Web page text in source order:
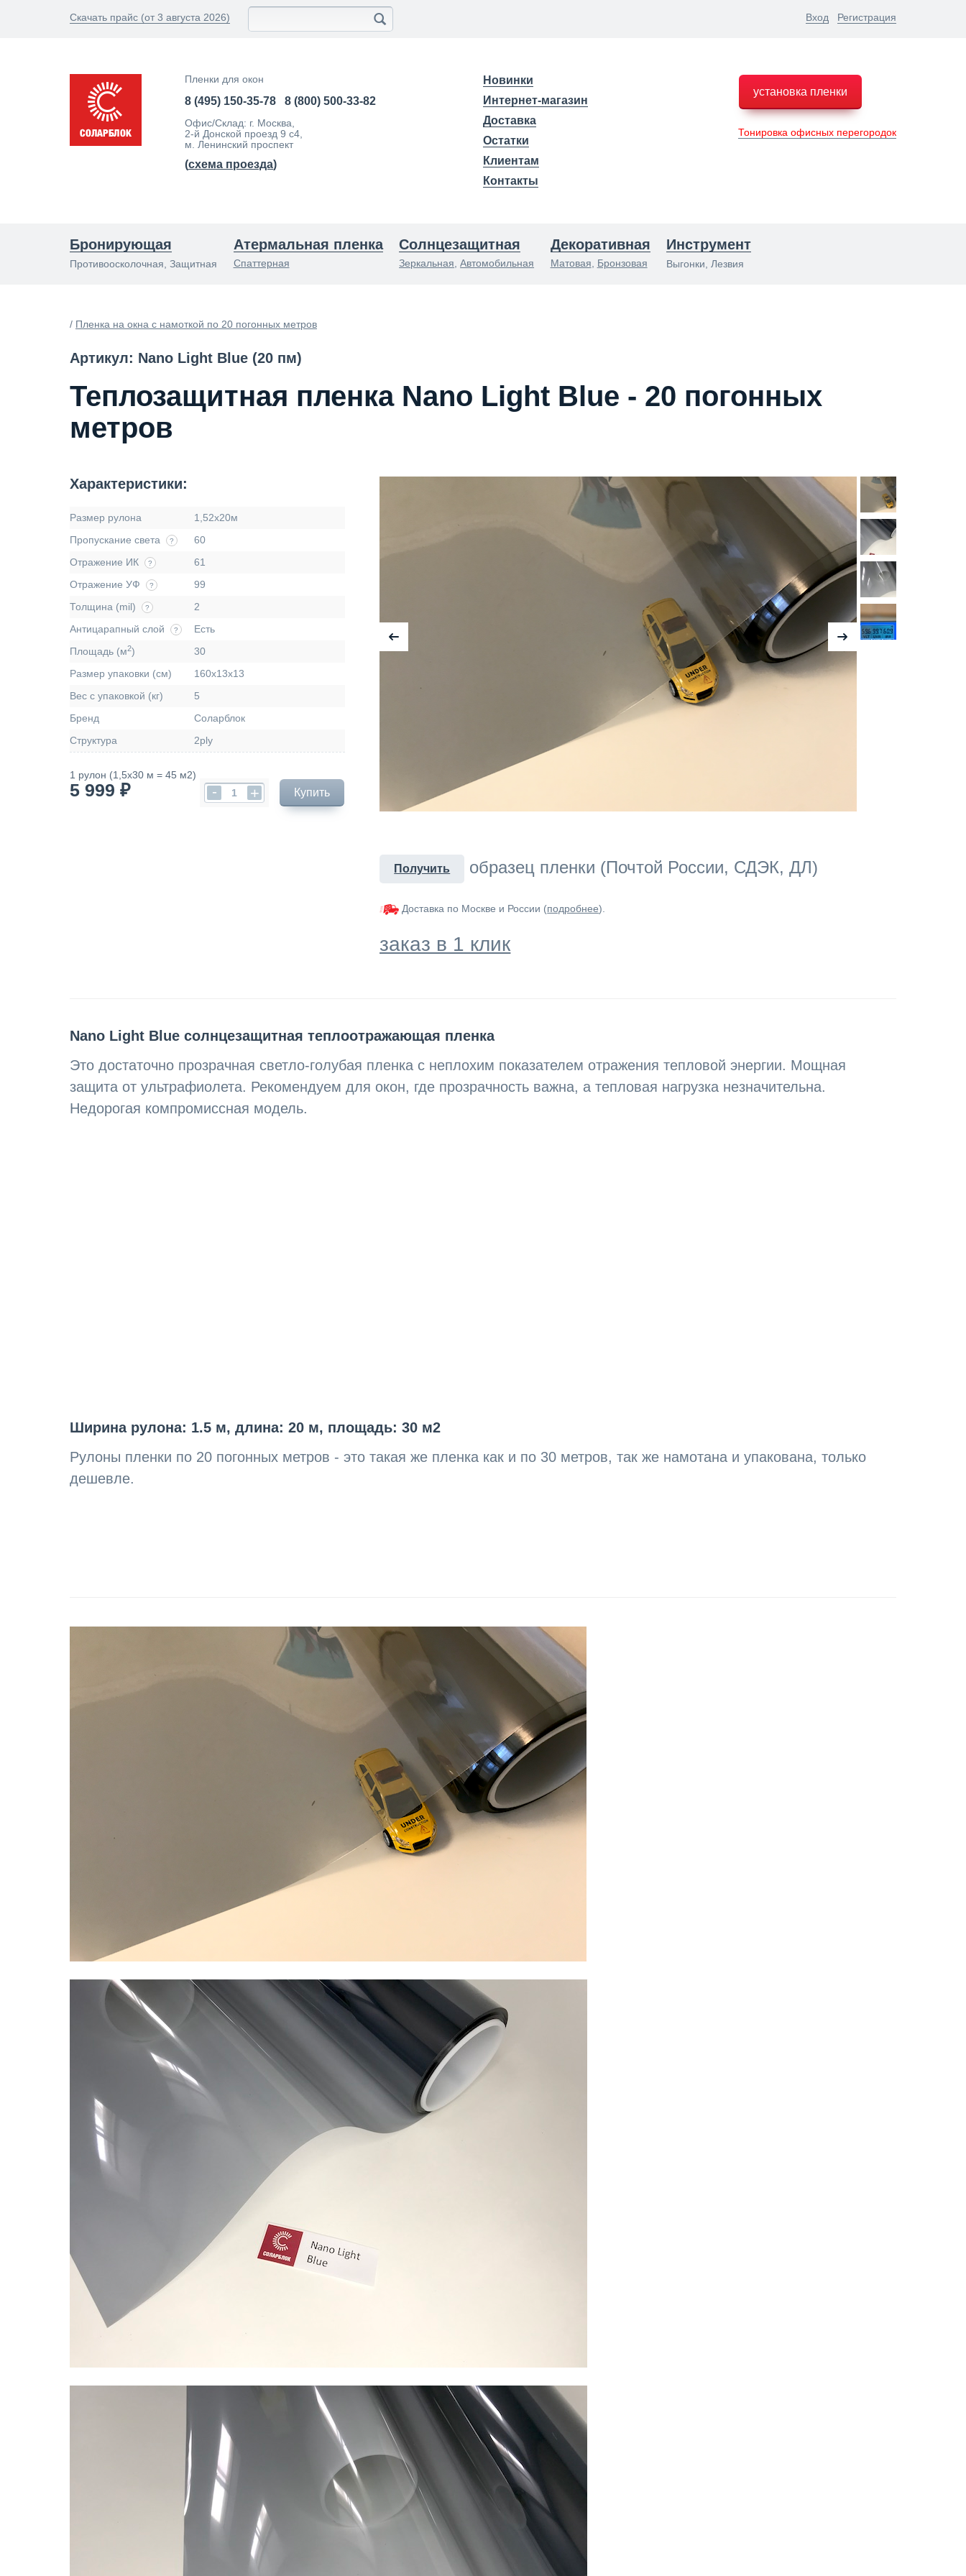
Скачать прайс (от 3 августа 2026) Вход Регистрация
Пленки для окон
8 (495) 150-35-78 8 (800) 500-33-82
Офис/Склад: г. Москва,
2-й Донской проезд 9 с4,
м. Ленинский проспект
(схема проезда)
Новинки
Интернет-магазин
Доставка
Остатки
Клиентам
Контакты
установка пленки
Тонировка офисных перегородок
Бронирующая
Противоосколочная, Защитная
Атермальная пленка
Спаттерная
Солнцезащитная
Зеркальная ,Автомобильная
Декоративная
Матовая Бронзовая
Инструмент
Выгонки, Лезвия
/ Пленка на окна с намоткой по 20 погонных метров
Артикул: Nano Light Blue (20 пм)
Теплозащитная пленка Nano Light Blue - 20 погонных
метров
Характеристики:
Размер рулона
1,52х20м
Пропускание света
?
60
Отражение ИК
?
61
Отражение УФ
?
99
Толщина (mil)
?
2
Антицарапный слой
?
Есть
Площадь (м2)
30
Размер упаковки (см)
160х13х13
Вес с упаковкой (кг)
5
Бренд
Соларблок
Структура
2ply
1 рулон (1,5х30 м = 45 м2)
5 999 ₽ - + Купить
Получить образец пленки (Почтой России, СДЭК, ДЛ)
Доставка по Москве и России (подробнее).
заказ в 1 клик
Nano Light Blue солнцезащитная теплоотражающая пленка
Это достаточно прозрачная светло-голубая пленка с неплохим показателем отражения тепловой энергии. Мощная
защита от ультрафиолета. Рекомендуем для окон, где прозрачность важна, а тепловая нагрузка незначительна.
Недорогая компромиссная модель.
Ширина рулона: 1.5 м, длина: 20 м, площадь: 30 м2
Рулоны пленки по 20 погонных метров - это такая же пленка как и по 30 метров, так же намотана и упакована, только
дешевле.